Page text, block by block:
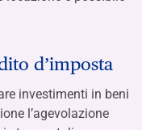
d’imposta
investimenti in beni
l’agevolazione